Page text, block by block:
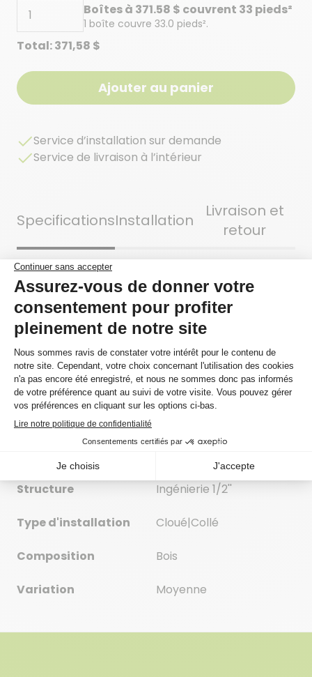
Boîtes à 371.58 $ couvrent 33 pieds²
1 boîte couvre 33.0 pieds².
Total:371,58 $
Ajouter au panier
Service d’installation sur demande
Service de livraison à l’intérieur
SpecificationsInstallation
Livraison et
retour
Une sélection d’essences nord-américaines. Au
naturel, sans coloration ajoutée, le bois dans toute
son authenticité.
Se vend à la boîte
Oui
Surface de la boîte 33.0pieds²
Provenance Québec
Essence
Structure Ingénierie 1/2''
Type d'installation Cloué|Collé
Composition Bois
Variation Moyenne